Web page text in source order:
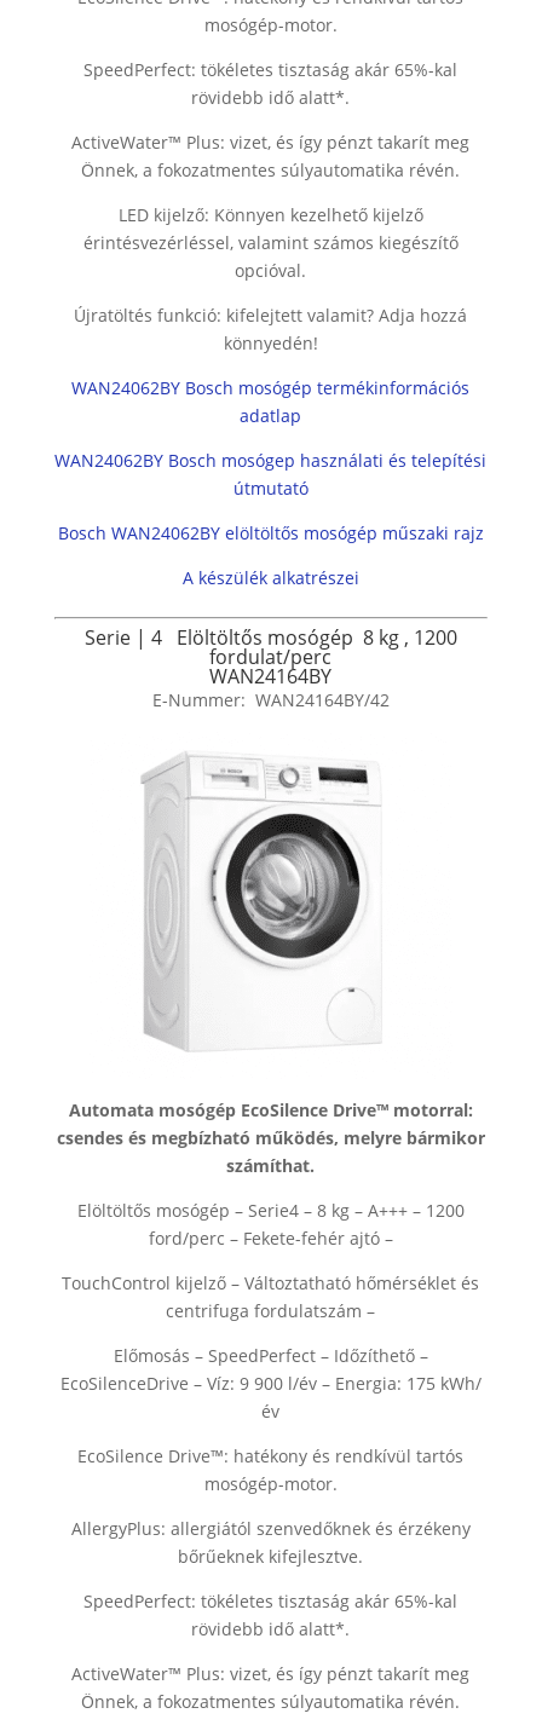
mosógép-motor.
SpeedPerfect: tökéletes tisztaság akár 65%-kal
rövidebb idő alatt*.
ActiveWater™ Plus: vizet, és így pénzt takarít meg
Önnek, a fokozatmentes súlyautomatika révén.
LED kijelző: Könnyen kezelhető kijelző
érintésvezérléssel, valamint számos kiegészítő
opcióval.
Újratöltés funkció: kifelejtett valamit? Adja hozzá
könnyedén!
WAN24062BY Bosch mosógép termékinformációs
adatlap
WAN24062BY Bosch mosógep használati és telepítési
útmutató
Bosch WAN24062BY elöltöltős mosógép műszaki rajz
A készülék alkatrészei
Serie | 4 Elöltöltős mosógép 8 kg , 1200
fordulat/perc
WAN24164BY
E-Nummer: WAN24164BY/42
Automata mosógép EcoSilence Drive™ motorral:
csendes és megbízható működés, melyre bármikor
számíthat.
Elöltöltős mosógép – Serie4 – 8 kg – A+++ – 1200
ford/perc – Fekete-fehér ajtó –
TouchControl kijelző – Változtatható hőmérséklet és
centrifuga fordulatszám –
Előmosás – SpeedPerfect – Időzíthető –
EcoSilenceDrive – Víz: 9 900 l/év – Energia: 175 kWh/
év
EcoSilence Drive™: hatékony és rendkívül tartós
mosógép-motor.
AllergyPlus: allergiától szenvedőknek és érzékeny
bőrűeknek kifejlesztve.
SpeedPerfect: tökéletes tisztaság akár 65%-kal
rövidebb idő alatt*.
ActiveWater™ Plus: vizet, és így pénzt takarít meg
Önnek, a fokozatmentes súlyautomatika révén.